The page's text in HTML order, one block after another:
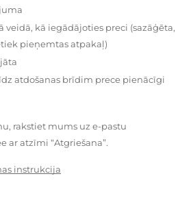
veidā, kā iegādājoties preci (sazāģēta,
pieņemtas atpakaļ)
atdošanas brīdim prece pienācīgi
rakstiet mums uz e-pastu
ar atzīmi “Atgriešana”.
instrukcija